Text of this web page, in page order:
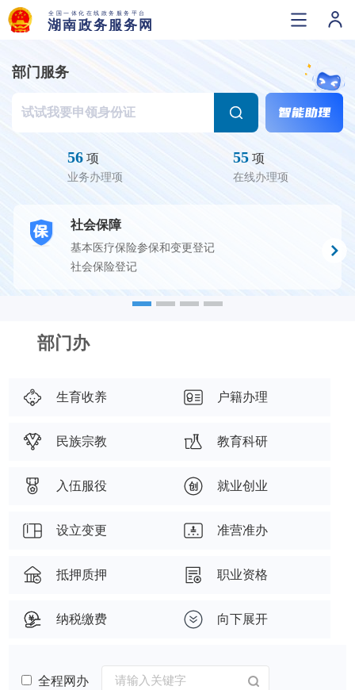
部门服务
56 项
业务办理项
55 项
在线办理项
社会保障
基本医疗保险参保和变更登记
社会保险登记
部门办
生育收养 户籍办理
民族宗教 教育科研
入伍服役 就业创业
设立变更 准营准办
抵押质押 职业资格
纳税缴费 向下展开
全程网办